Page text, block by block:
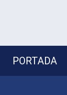
PORTADA